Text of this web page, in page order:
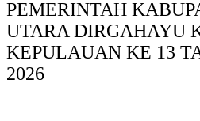
PEMERINTAH
UTARA DIRGAHAYU
KEPULAUAN KE 13
2026